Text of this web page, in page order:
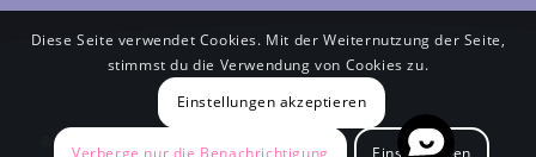
© Courage 2024
Diese Seite verwendet Cookies. Mit der Weiternutzung der Seite,
stimmst du die Verwendung von Cookies zu.
Einstellungen akzeptieren
Verberge nur die Benachrichtigung Einstellungen